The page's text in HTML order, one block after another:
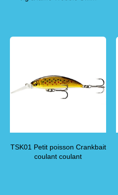
TSK01 Petit poisson Crankbait
coulant coulant